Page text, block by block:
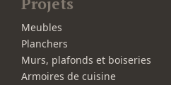
Meubles
Planchers
Murs, plafonds et boiseries
Armoires de cuisine